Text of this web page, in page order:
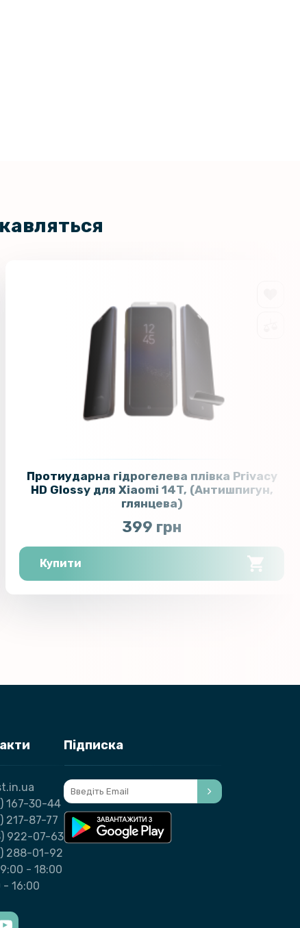
Протиударна гідрогелева плівка Privacy
HD Glossy для Xiaomi 14T, (Антишпигун,
глянцева)
399 грн
Купити
167-30-44
217-87-77
922-07-63
288-01-92
- 18:00
- 16:00
Підписка